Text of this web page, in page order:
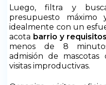
Luego, filtra y
presupuesto
idealmente con un
acota barrio y
menos de 8
admisión de mascotas
visitas improductivas.